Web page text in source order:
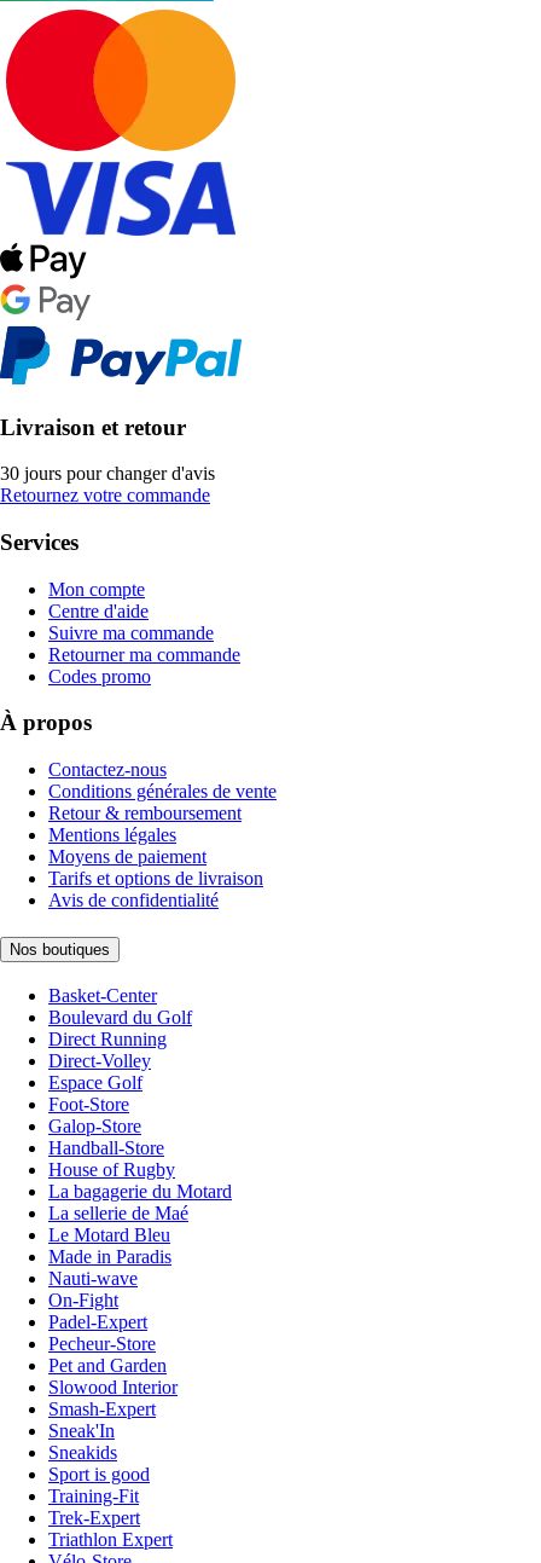
Livraison et retour
30 jours pour changer d'avis
Retournez votre commande
Services
Mon compte
Centre d'aide
Suivre ma commande
Retourner ma commande
Codes promo
À propos
Contactez-nous
Conditions générales de vente
Retour & remboursement
Mentions légales
Moyens de paiement
Tarifs et options de livraison
Avis de confidentialité
Nos boutiques
Basket-Center
Boulevard du Golf
Direct Running
Direct-Volley
Espace Golf
Foot-Store
Galop-Store
Handball-Store
House of Rugby
La bagagerie du Motard
La sellerie de Maé
Le Motard Bleu
Made in Paradis
Nauti-wave
On-Fight
Padel-Expert
Pecheur-Store
Pet and Garden
Slowood Interior
Smash-Expert
Sneak'In
Sneakids
Sport is good
Training-Fit
Trek-Expert
Triathlon Expert